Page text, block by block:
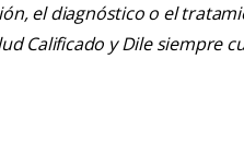
el diagnóstico o el
Calificado y Dile siempre